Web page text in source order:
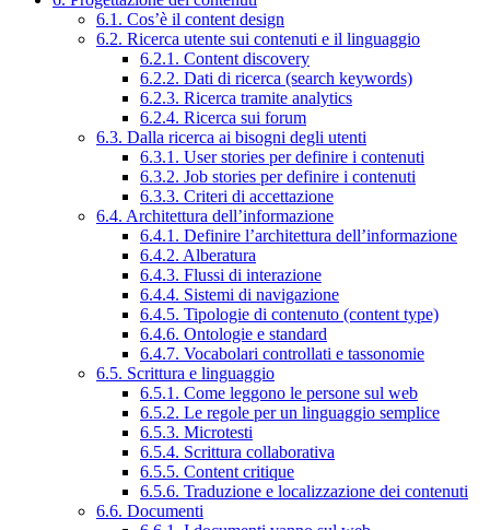
6.1. Cos’è il content design
6.2. Ricerca utente sui contenuti e il linguaggio
6.2.1. Content discovery
6.2.2. Dati di ricerca (search keywords)
6.2.3. Ricerca tramite analytics
6.2.4. Ricerca sui forum
6.3. Dalla ricerca ai bisogni degli utenti
6.3.1. User stories per definire i contenuti
6.3.2. Job stories per definire i contenuti
6.3.3. Criteri di accettazione
6.4. Architettura dell’informazione
6.4.1. Definire l’architettura dell’informazione
6.4.2. Alberatura
6.4.3. Flussi di interazione
6.4.4. Sistemi di navigazione
6.4.5. Tipologie di contenuto (content type)
6.4.6. Ontologie e standard
6.4.7. Vocabolari controllati e tassonomie
6.5. Scrittura e linguaggio
6.5.1. Come leggono le persone sul web
6.5.2. Le regole per un linguaggio semplice
6.5.3. Microtesti
6.5.4. Scrittura collaborativa
6.5.5. Content critique
6.5.6. Traduzione e localizzazione dei contenuti
6.6. Documenti